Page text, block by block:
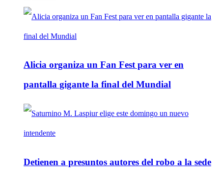
Alicia organiza un Fan Fest para ver en
pantalla gigante la final del Mundial
Detienen a presuntos autores del robo a la sede